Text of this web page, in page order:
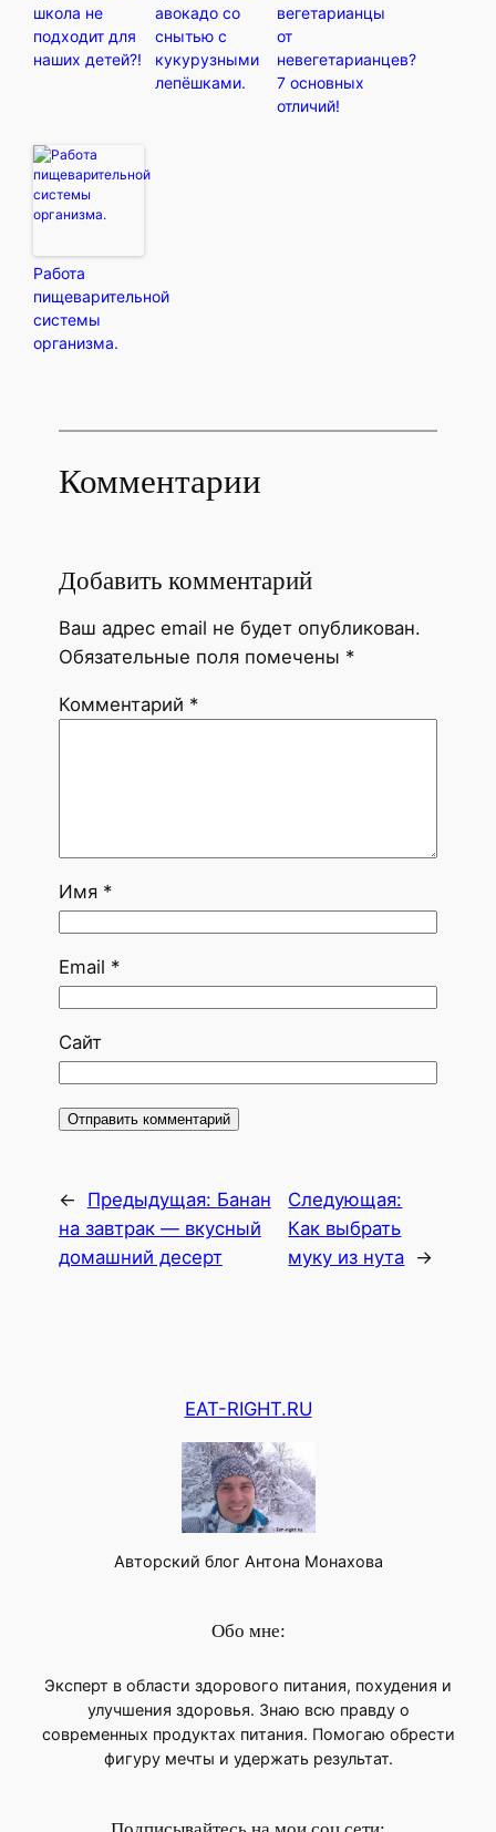
школа не
подходит для
наших детей?!
авокадо со
снытью с
кукурузными
лепёшками.
вегетарианцы
от
невегетарианцев?
7 основных
отличий!
Работа
пищеварительной
системы
организма.
Комментарии
Добавить комментарий
Ваш адрес email не будет опубликован.
Обязательные поля помечены *
Комментарий *
Имя *
Email *
Сайт
← Предыдущая: Банан
на завтрак — вкусный
домашний десерт
Следующая:
Как выбрать
муку из нута →
EAT-RIGHT.RU
Авторский блог Антона Монахова
Обо мне:
Эксперт в области здорового питания, похудения и
улучшения здоровья. Знаю всю правду о
современных продуктах питания. Помогаю обрести
фигуру мечты и удержать результат.